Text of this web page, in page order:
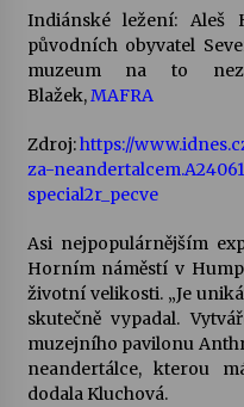
odkaz
13. 7.
Želiv
3. 7. 2026
30. 6.
Indiánské ležení: Aleš
původních obyvatel
muzeum na to
Blažek,MAFRA
Zdroj:https://
za-
special2r_pecve
Asi nejpopulárnějším
Horním náměstí v
životní velikosti. „Je
skutečně vypadal.
muzejního pavilonu
neandertálce, kterou
dodala Kluchová.